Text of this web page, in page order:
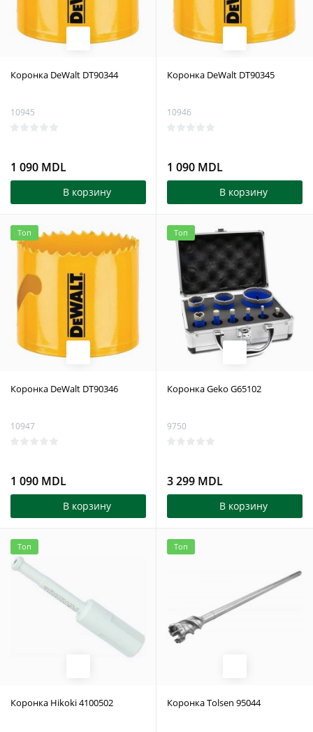
Коронка DeWalt DT90344
10945
1 090 MDL
В корзину
Коронка DeWalt DT90345
10946
1 090 MDL
В корзину
Топ
Коронка DeWalt DT90346
10947
1 090 MDL
В корзину
Топ
Коронка Geko G65102
9750
3 299 MDL
В корзину
Топ
Коронка Hikoki 4100502
Топ
Коронка Tolsen 95044